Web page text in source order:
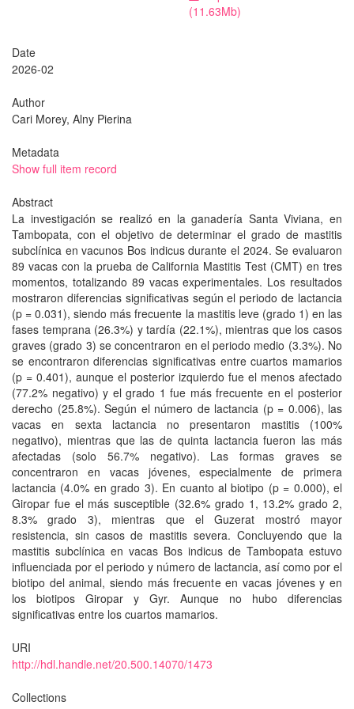
(11.63Mb)
Date
2026-02
Author
Cari Morey, Alny Pierina
Metadata
Show full item record
Abstract
La investigación se realizó en la ganadería Santa Viviana, en
Tambopata, con el objetivo de determinar el grado de mastitis
subclínica en vacunos Bos indicus durante el 2024. Se evaluaron
89 vacas con la prueba de California Mastitis Test (CMT) en tres
momentos, totalizando 89 vacas experimentales. Los resultados
mostraron diferencias significativas según el periodo de lactancia
(p = 0.031), siendo más frecuente la mastitis leve (grado 1) en las
fases temprana (26.3%) y tardía (22.1%), mientras que los casos
graves (grado 3) se concentraron en el periodo medio (3.3%). No
se encontraron diferencias significativas entre cuartos mamarios
(p = 0.401), aunque el posterior izquierdo fue el menos afectado
(77.2% negativo) y el grado 1 fue más frecuente en el posterior
derecho (25.8%). Según el número de lactancia (p = 0.006), las
vacas en sexta lactancia no presentaron mastitis (100%
negativo), mientras que las de quinta lactancia fueron las más
afectadas (solo 56.7% negativo). Las formas graves se
concentraron en vacas jóvenes, especialmente de primera
lactancia (4.0% en grado 3). En cuanto al biotipo (p = 0.000), el
Giropar fue el más susceptible (32.6% grado 1, 13.2% grado 2,
8.3% grado 3), mientras que el Guzerat mostró mayor
resistencia, sin casos de mastitis severa. Concluyendo que la
mastitis subclínica en vacas Bos indicus de Tambopata estuvo
influenciada por el periodo y número de lactancia, así como por el
biotipo del animal, siendo más frecuente en vacas jóvenes y en
los biotipos Giropar y Gyr. Aunque no hubo diferencias
significativas entre los cuartos mamarios.
URI
http://hdl.handle.net/20.500.14070/1473
Collections